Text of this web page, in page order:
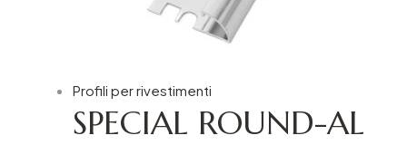
Profili per rivestimenti
SPECIAL ROUND-AL